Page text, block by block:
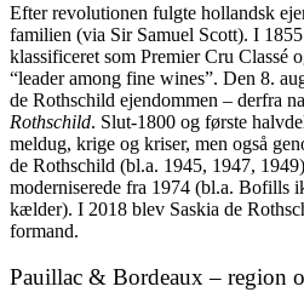
Efter revolutionen fulgte hollandsk
familien (via Sir Samuel Scott). I
klassificeret som Premier Cru Classé
“leader among fine wines”. Den 8.
de Rothschild ejendommen – derfra
Rothschild. Slut-1800 og første
meldug, krige og kriser, men også
de Rothschild (bl.a. 1945, 1947,
moderniserede fra 1974 (bl.a. Bofills
kælder). I 2018 blev Saskia de
formand.
Pauillac & Bordeaux – region